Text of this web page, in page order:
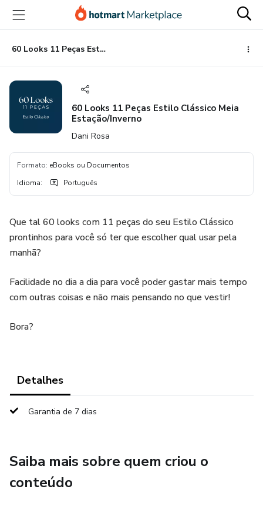
para
conteúdo
principal
para
pagamento
para
rodapé
60 Looks 11 Peças Estilo Clássico Meia Estação/Inverno
60 Looks 11 Peças Estilo Clássico Meia
Estação/Inverno
Dani Rosa
Formato: eBooks ou Documentos
Idioma: Português
Que tal 60 looks com 11 peças do seu Estilo Clássico
prontinhos para você só ter que escolher qual usar pela
manhã?
Facilidade no dia a dia para você poder gastar mais tempo
com outras coisas e não mais pensando no que vestir!
Bora?
Detalhes
Garantia de 7 dias
Saiba mais sobre quem criou o
conteúdo